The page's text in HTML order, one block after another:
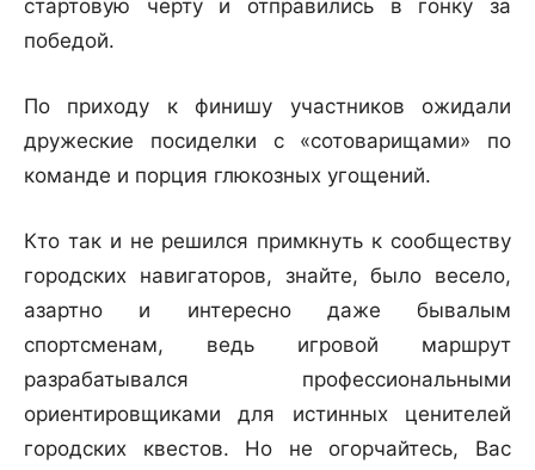
стартовую черту и отправились в гонку за
победой.
По приходу к финишу участников ожидали
дружеские посиделки с «сотоварищами» по
команде и порция глюкозных угощений.
Кто так и не решился примкнуть к сообществу
городских навигаторов, знайте, было весело,
азартно и интересно даже бывалым
спортсменам, ведь игровой маршрут
разрабатывался профессиональными
ориентировщиками для истинных ценителей
городских квестов. Но не огорчайтесь, Вас